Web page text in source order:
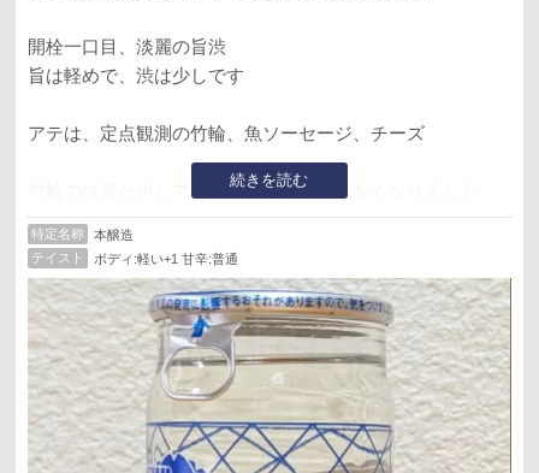
続きを読む
開栓一口目、淡麗の旨渋
旨は軽めで、渋は少しです
アテは、定点観測の竹輪、魚ソーセージ、チーズ
竹輪では旨が少しアップ、渋は殆ど感じなくなりました
魚ソーセージだと旨は竹輪よりもマイルドに、
渋は感じなくなりました
チーズだとマイルドな旨辛
今回のアテでは一番良かったです
阪急百貨店梅田本店で購入
特定名称
本醸造
テイスト
ボディ:軽い+1 甘辛:普通